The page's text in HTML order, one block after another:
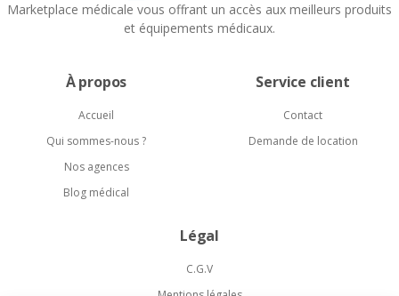
Marketplace médicale vous offrant un accès aux meilleurs produits
et équipements médicaux.
À propos
Accueil
Qui sommes-nous ?
Nos agences
Blog médical
Service client
Contact
Demande de location
Légal
C.G.V